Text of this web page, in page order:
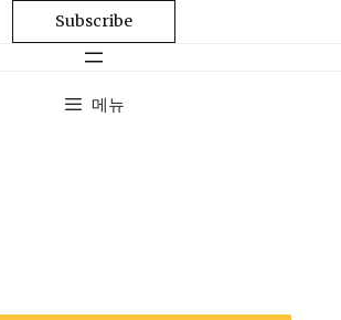
Subscribe
메뉴